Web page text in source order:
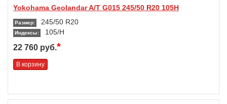
Yokohama Geolandar A/T G015 245/50 R20 105H
Размер: 245/50 R20
Индексы: 105/H
22 760 руб.*
В корзину